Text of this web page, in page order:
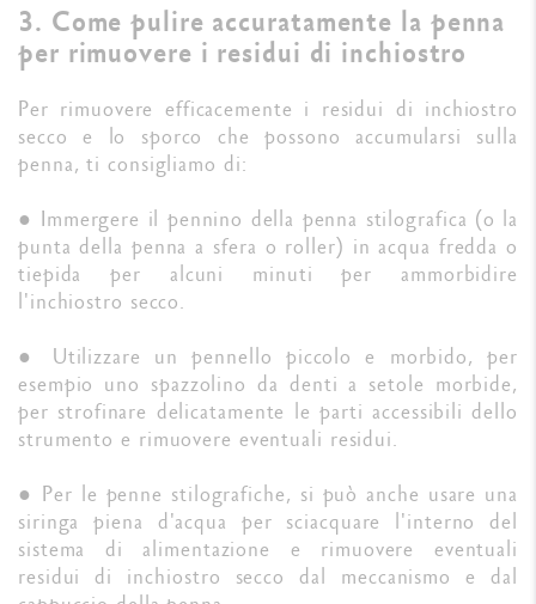
3. Come pulire accuratamente la penna
per rimuovere i residui di inchiostro
Per rimuovere efficacemente i residui di inchiostro
secco e lo sporco che possono accumularsi sulla
penna, ti consigliamo di:
● Immergere il pennino della penna stilografica (o la
punta della penna a sfera o roller) in acqua fredda o
tiepida per alcuni minuti per ammorbidire
l'inchiostro secco.
● Utilizzare un pennello piccolo e morbido, per
esempio uno spazzolino da denti a setole morbide,
per strofinare delicatamente le parti accessibili dello
strumento e rimuovere eventuali residui.
● Per le penne stilografiche, si può anche usare una
siringa piena d'acqua per sciacquare l'interno del
sistema di alimentazione e rimuovere eventuali
residui di inchiostro secco dal meccanismo e dal